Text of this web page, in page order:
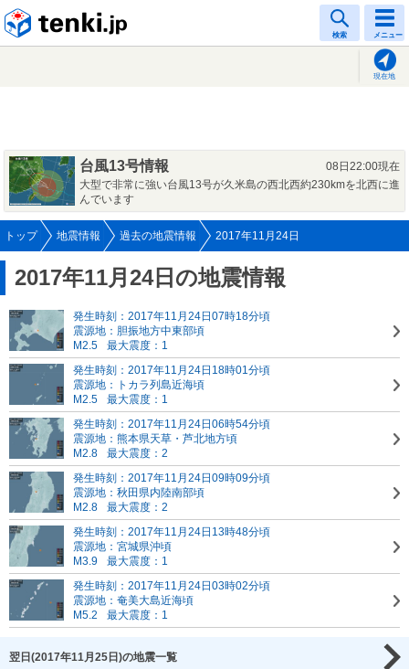
検索 メニュー
現在地
台風13号情報
08日22:00現在
大型で非常に強い台風13号が久米島の西北西約230kmを北西に進
んでいます
トップ 地震情報 過去の地震情報 2017年11月24日
2017年11月24日の地震情報
発生時刻：2017年11月24日07時18分頃
震源地：胆振地方中東部頃
M2.5
最大震度：1
発生時刻：2017年11月24日18時01分頃
震源地：トカラ列島近海頃
M2.5
最大震度：1
発生時刻：2017年11月24日06時54分頃
震源地：熊本県天草・芦北地方頃
M2.8
最大震度：2
発生時刻：2017年11月24日09時09分頃
震源地：秋田県内陸南部頃
M2.8
最大震度：2
発生時刻：2017年11月24日13時48分頃
震源地：宮城県沖頃
M3.9
最大震度：1
発生時刻：2017年11月24日03時02分頃
震源地：奄美大島近海頃
M5.2
最大震度：1
翌日(2017年11月25日)の地震一覧